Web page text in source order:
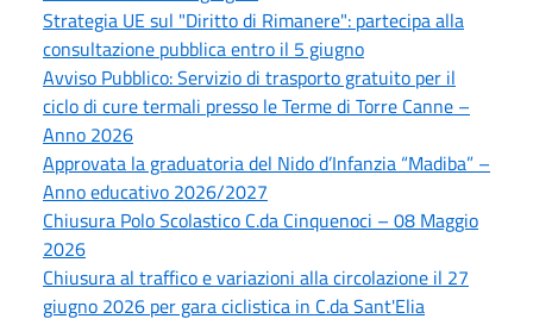
Strategia UE sul "Diritto di Rimanere": partecipa alla
consultazione pubblica entro il 5 giugno
Avviso Pubblico: Servizio di trasporto gratuito per il
ciclo di cure termali presso le Terme di Torre Canne –
Anno 2026
Approvata la graduatoria del Nido d’Infanzia “Madiba” –
Anno educativo 2026/2027
Chiusura Polo Scolastico C.da Cinquenoci – 08 Maggio
2026
Chiusura al traffico e variazioni alla circolazione il 27
giugno 2026 per gara ciclistica in C.da Sant'Elia